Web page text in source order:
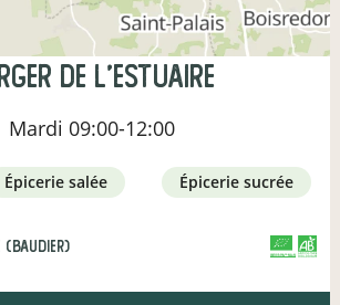
de l'estuaire
Mardi 09:00-12:00
épicerie salée épicerie sucrée
(baudier)